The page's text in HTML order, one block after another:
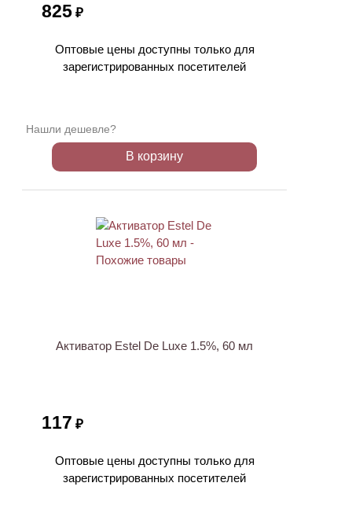
825 ₽
Оптовые цены доступны только для
зарегистрированных посетителей
Нашли дешевле?
В корзину
Активатор Estel De Luxe 1.5%, 60 мл
117 ₽
Оптовые цены доступны только для
зарегистрированных посетителей